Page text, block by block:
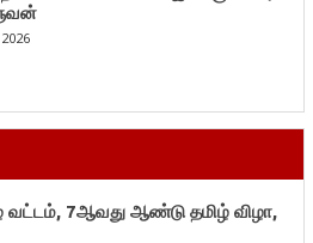
வட்டம், 7ஆவது ஆண்டு தமிழ் விழா,